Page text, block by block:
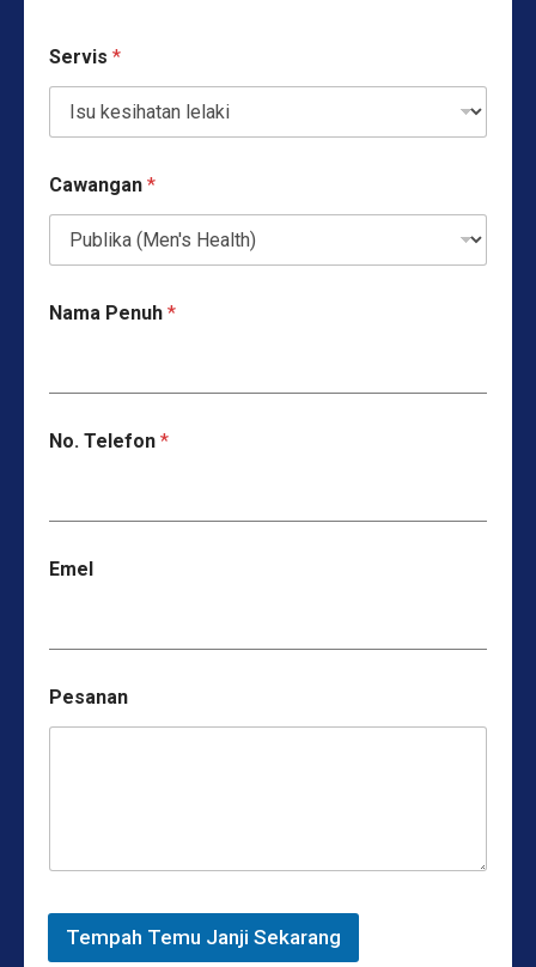
Servis *
Cawangan *
Nama Penuh *
No. Telefon *
Emel
Pesanan
Tempah Temu Janji Sekarang